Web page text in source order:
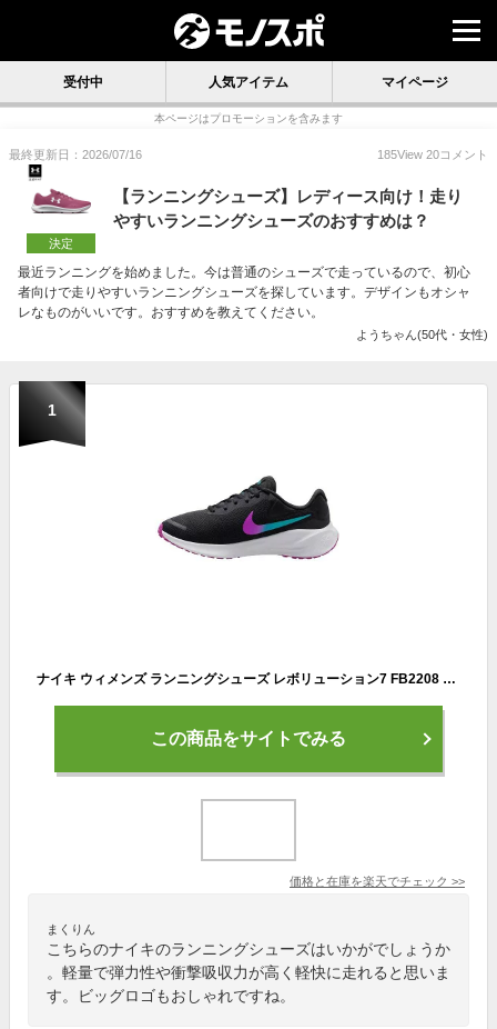
受付中 人気アイテム マイページ
本ページはプロモーションを含みます
最終更新日：2026/07/16 185View 20コメント
決定
【ランニングシューズ】レディース向け！走り
やすいランニングシューズのおすすめは？
最近ランニングを始めました。今は普通のシューズで走っているので、初心
者向けで走りやすいランニングシューズを探しています。デザインもオシャ
レなものがいいです。おすすめを教えてください。
ようちゃん(50代・女性)
1
ナイキ ウィメンズ ランニングシューズ レボリューション7 FB2208 011 ブラック NIKE 通勤 通学 普段履き 部活 サークル 学校 レディース 女性用 Running shoes
この商品をサイトでみる
価格と在庫を楽天でチェック >>
まくりん
こちらのナイキのランニングシューズはいかがでしょうか
。軽量で弾力性や衝撃吸収力が高く軽快に走れると思いま
す。ビッグロゴもおしゃれですね。